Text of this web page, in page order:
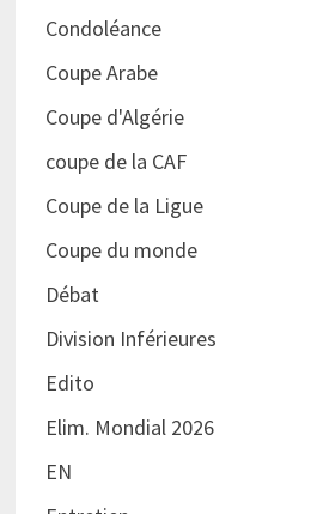
Condoléance
Coupe Arabe
Coupe d'Algérie
coupe de la CAF
Coupe de la Ligue
Coupe du monde
Débat
Division Inférieures
Edito
Elim. Mondial 2026
EN